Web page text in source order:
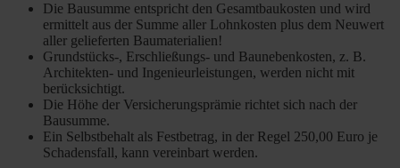
Die Bausumme entspricht den Gesamtbaukosten und wird
ermittelt aus der Summe aller Lohnkosten plus dem Neuwert
aller gelieferten Baumaterialien!
Grundstücks-, Erschließungs- und Baunebenkosten, z. B.
Architekten- und Ingenieurleistungen, werden nicht mit
berücksichtigt.
Die Höhe der Versicherungsprämie richtet sich nach der
Bausumme.
Ein Selbstbehalt als Festbetrag, in der Regel 250,00 Euro je
Schadensfall, kann vereinbart werden.